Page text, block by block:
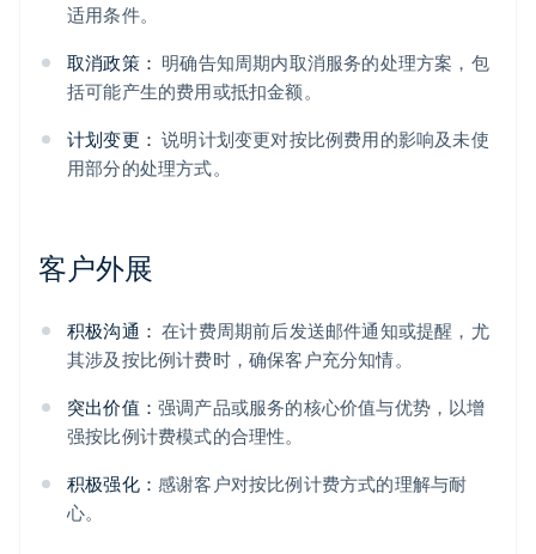
适用条件。
取消政策： 明确告知周期内取消服务的处理方案，包
括可能产生的费用或抵扣金额。
计划变更： 说明计划变更对按比例费用的影响及未使
用部分的处理方式。
客户外展
积极沟通： 在计费周期前后发送邮件通知或提醒，尤
其涉及按比例计费时，确保客户充分知情。
突出价值： 强调产品或服务的核心价值与优势，以增
强按比例计费模式的合理性。
积极强化： 感谢客户对按比例计费方式的理解与耐
心。